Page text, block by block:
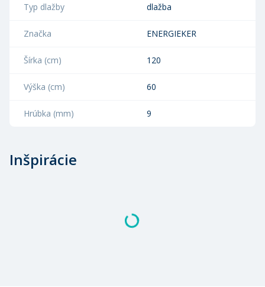
Typ dlažby dlažba
Značka ENERGIEKER
Šírka (cm) 120
Výška (cm) 60
Hrúbka (mm) 9
Inšpirácie